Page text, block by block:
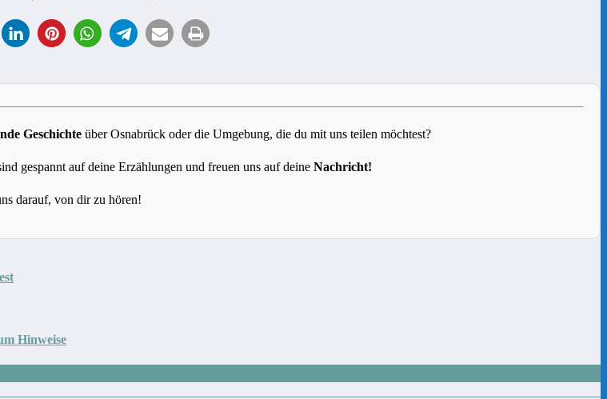
Geschichte über Osnabrück oder die Umgebung, die du mit uns teilen möchtest?
gespannt auf deine Erzählungen und freuen uns auf deine Nachricht!
darauf, von dir zu hören!
Hinweise